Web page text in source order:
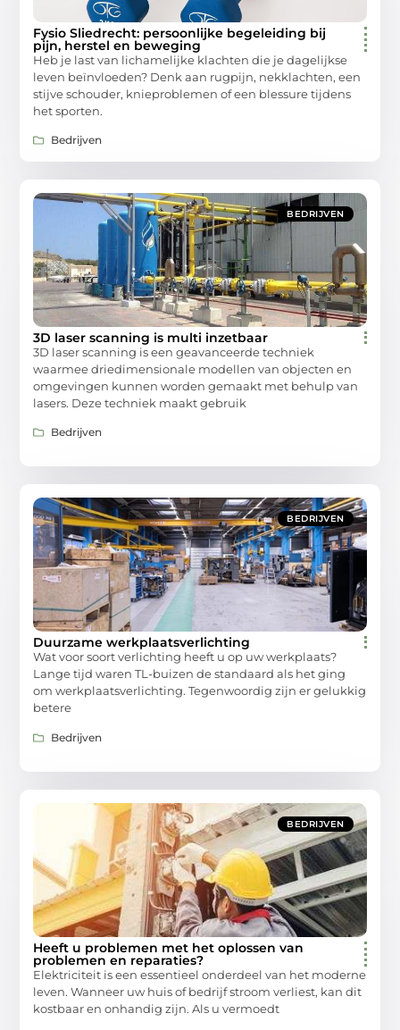
Fysio Sliedrecht: persoonlijke begeleiding bij
pijn, herstel en beweging
Heb je last van lichamelijke klachten die je dagelijkse
leven beïnvloeden? Denk aan rugpijn, nekklachten, een
stijve schouder, knieproblemen of een blessure tijdens
het sporten.
Bedrijven
BEDRIJVEN
3D laser scanning is multi inzetbaar
3D laser scanning is een geavanceerde techniek
waarmee driedimensionale modellen van objecten en
omgevingen kunnen worden gemaakt met behulp van
lasers. Deze techniek maakt gebruik
Bedrijven
BEDRIJVEN
Duurzame werkplaatsverlichting
Wat voor soort verlichting heeft u op uw werkplaats?
Lange tijd waren TL-buizen de standaard als het ging
om werkplaatsverlichting. Tegenwoordig zijn er gelukkig
betere
Bedrijven
BEDRIJVEN
Heeft u problemen met het oplossen van
problemen en reparaties?
Elektriciteit is een essentieel onderdeel van het moderne
leven. Wanneer uw huis of bedrijf stroom verliest, kan dit
kostbaar en onhandig zijn. Als u vermoedt